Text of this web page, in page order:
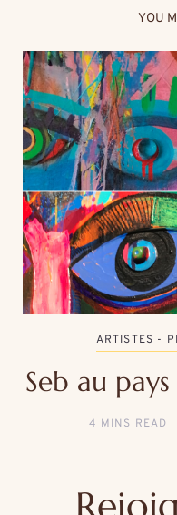
YOU
ARTISTES -
Seb au
4 MINS READ